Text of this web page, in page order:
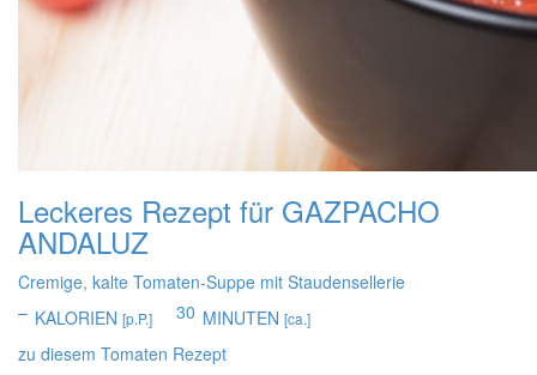
Leckeres Rezept für GAZPACHO
ANDALUZ
Cremige, kalte Tomaten-Suppe mit Staudensellerie
– KALORIEN [p.P.] 30 MINUTEN [ca.]
zu diesem Tomaten Rezept